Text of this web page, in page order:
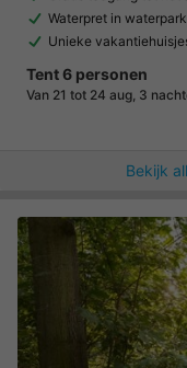
Waterpret in
Unieke
Tent 6 personen
Van 21 tot 24 aug, 3
Bekijk